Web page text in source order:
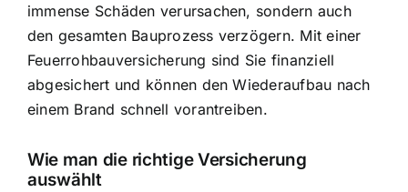
immense Schäden verursachen, sondern auch
den gesamten Bauprozess verzögern. Mit einer
Feuerrohbauversicherung sind Sie finanziell
abgesichert und können den Wiederaufbau nach
einem Brand schnell vorantreiben.
Wie man die richtige Versicherung
auswählt